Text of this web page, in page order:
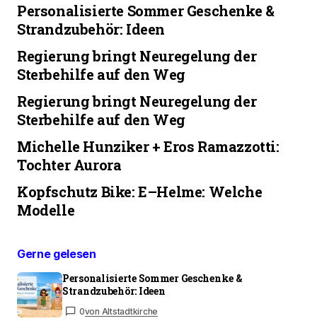
Personalisierte Sommer Geschenke &
Strandzubehör: Ideen
Regierung bringt Neuregelung der
Sterbehilfe auf den Weg
Regierung bringt Neuregelung der
Sterbehilfe auf den Weg
Michelle Hunziker + Eros Ramazzotti:
Tochter Aurora
Kopfschutz Bike: E–Helme: Welche
Modelle
Gerne gelesen
Personalisierte Sommer Geschenke &
Strandzubehör: Ideen
0von Altstadtkirche